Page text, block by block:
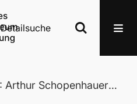
Detailsuche
OJM_BIB_PH_013-3: Arthur Schopenhauer's sämmtliche Werke. Fünfter Band